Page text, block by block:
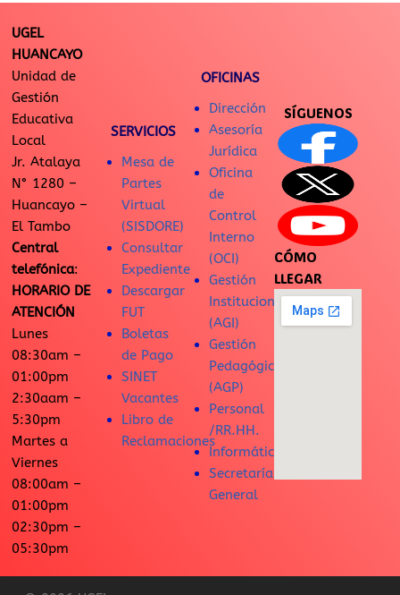
UGEL
HUANCAYO
Unidad de
Gestión
Educativa
Local
Jr. Atalaya
N° 1280 –
Huancayo –
El Tambo
Central
telefónica:
HORARIO DE
ATENCIÓN
Lunes
08:30am –
01:00pm
2:30aam –
5:30pm
Martes a
Viernes
08:00am –
01:00pm
02:30pm –
05:30pm
SERVICIOS
Mesa de
Partes
Virtual
(SISDORE)
Consultar
Expediente
Descargar
FUT
Boletas
de Pago
SINET
Vacantes
Libro de
Reclamaciones
OFICINAS
Dirección
Asesoría
Jurídica
Oficina
de
Control
Interno
(OCI)
Gestión
Institucional
(AGI)
Gestión
Pedagógica
(AGP)
Personal
/RR.HH.
Informática
Secretaría
General
SÍGUENOS
CÓMO
LLEGAR